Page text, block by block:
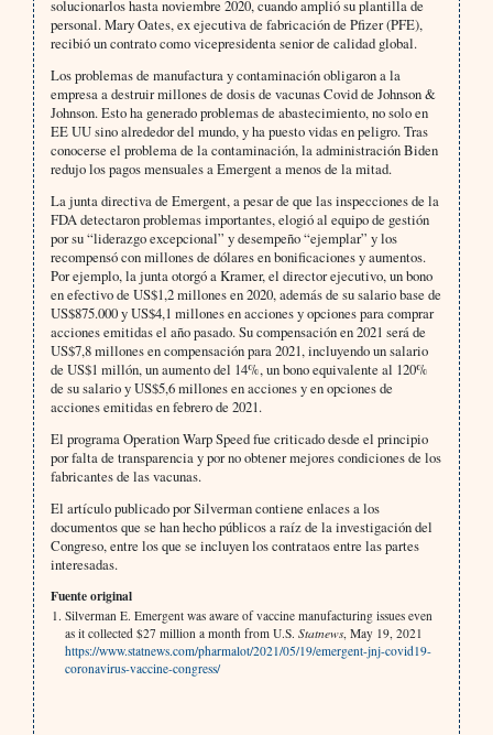
solucionarlos hasta noviembre 2020, cuando amplió su plantilla de
personal. Mary Oates, ex ejecutiva de fabricación de Pfizer (PFE),
recibió un contrato como vicepresidenta senior de calidad global.
Los problemas de manufactura y contaminación obligaron a la
empresa a destruir millones de dosis de vacunas Covid de Johnson &
Johnson. Esto ha generado problemas de abastecimiento, no solo en
EE UU sino alrededor del mundo, y ha puesto vidas en peligro. Tras
conocerse el problema de la contaminación, la administración Biden
redujo los pagos mensuales a Emergent a menos de la mitad.
La junta directiva de Emergent, a pesar de que las inspecciones de la
FDA detectaron problemas importantes, elogió al equipo de gestión
por su “liderazgo excepcional” y desempeño “ejemplar” y los
recompensó con millones de dólares en bonificaciones y aumentos.
Por ejemplo, la junta otorgó a Kramer, el director ejecutivo, un bono
en efectivo de US$1,2 millones en 2020, además de su salario base de
US$875.000 y US$4,1 millones en acciones y opciones para comprar
acciones emitidas el año pasado. Su compensación en 2021 será de
US$7,8 millones en compensación para 2021, incluyendo un salario
de US$1 millón, un aumento del 14%, un bono equivalente al 120%
de su salario y US$5,6 millones en acciones y en opciones de
acciones emitidas en febrero de 2021.
El programa Operation Warp Speed fue criticado desde el principio
por falta de transparencia y por no obtener mejores condiciones de los
fabricantes de las vacunas.
El artículo publicado por Silverman contiene enlaces a los
documentos que se han hecho públicos a raíz de la investigación del
Congreso, entre los que se incluyen los contrataos entre las partes
interesadas.
Fuente original
Silverman E. Emergent was aware of vaccine manufacturing issues even
as it collected $27 million a month from U.S. Statnews, May 19, 2021
https://www.statnews.com/pharmalot/2021/05/19/emergent-jnj-covid19-
coronavirus-vaccine-congress/